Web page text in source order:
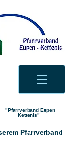
"Pfarrverband Eupen
Kettenis"
Pfarrverband